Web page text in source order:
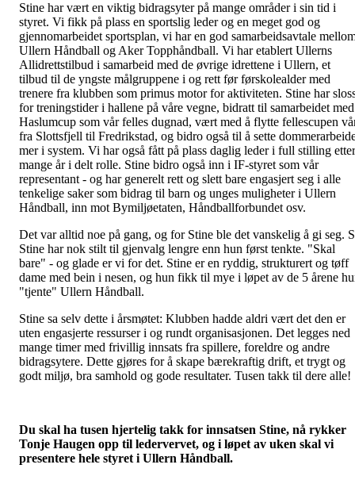
Stine har vært en viktig bidragsyter på mange områder i sin tid i
styret. Vi fikk på plass en sportslig leder og en meget god og
gjennomarbeidet sportsplan, vi har en god samarbeidsavtale
Ullern Håndball og Aker Topphåndball. Vi har etablert Ullerns
Allidrettstilbud i samarbeid med de øvrige idrettene i Ullern, et
tilbud til de yngste målgruppene i og rett før førskolealder med
trenere fra klubben som primus motor for aktiviteten. Stine har
for treningstider i hallene på våre vegne, bidratt til samarbeidet med
Haslumcup som vår felles dugnad, vært med å flytte fellescupen
fra Slottsfjell til Fredrikstad, og bidro også til å sette
mer i system. Vi har også fått på plass daglig leder i full stilling etter
mange år i delt rolle. Stine bidro også inn i IF-styret som vår
representant - og har generelt rett og slett bare engasjert seg i alle
tenkelige saker som bidrag til barn og unges muligheter i Ullern
Håndball, inn mot Bymiljøetaten, Håndballforbundet osv.
Det var alltid noe på gang, og for Stine ble det vanskelig å gi seg.
Stine har nok stilt til gjenvalg lengre enn hun først tenkte. "Skal
bare" - og glade er vi for det. Stine er en ryddig, strukturert og tøff
dame med bein i nesen, og hun fikk til mye i løpet av de 5 årene
"tjente" Ullern Håndball.
Stine sa selv dette i årsmøtet: Klubben hadde aldri vært det den er
uten engasjerte ressurser i og rundt organisasjonen. Det legges ned
mange timer med frivillig innsats fra spillere, foreldre og andre
bidragsytere. Dette gjøres for å skape bærekraftig drift, et trygt og
godt miljø, bra samhold og gode resultater. Tusen takk til dere alle!
Du skal ha tusen hjertelig takk for innsatsen Stine, nå rykker
Tonje Haugen opp til ledervervet, og i løpet av uken skal vi
presentere hele styret i Ullern Håndball.